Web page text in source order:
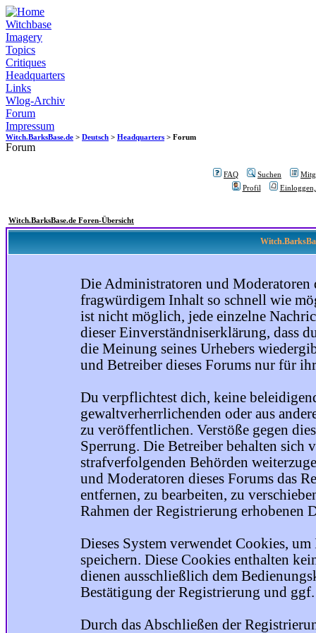
Witchbase
Imagery
Topics
Critiques
Headquarters
Links
Wlog-Archiv
Forum
Impressum
Witch.BarksBase.de > Deutsch > Headquarters > Forum
Forum
FAQ Suchen
Profil
Witch.BarksBase.de Foren-Übersicht
Die Administratoren und Moderatoren
fragwürdigem Inhalt so schnell wie
ist nicht möglich, jede einzelne
dieser Einverständniserklärung, dass
die Meinung seines Urhebers
und Betreiber dieses Forums nur für
Du verpflichtest dich, keine
gewaltverherrlichenden oder aus
zu veröffentlichen. Verstöße gegen
Sperrung. Die Betreiber behalten sich
strafverfolgenden Behörden
und Moderatoren dieses Forums das
entfernen, zu bearbeiten, zu
Rahmen der Registrierung erhobenen
Dieses System verwendet Cookies,
speichern. Diese Cookies enthalten
dienen ausschließlich dem
Bestätigung der Registrierung und ggf.
Durch das Abschließen der